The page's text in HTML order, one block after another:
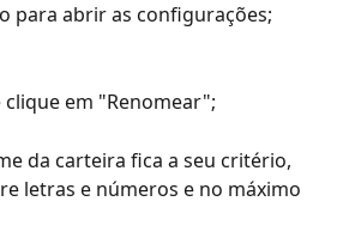
para abrir as configurações;
em "Renomear";
da carteira fica a seu critério,
letras e números e no máximo